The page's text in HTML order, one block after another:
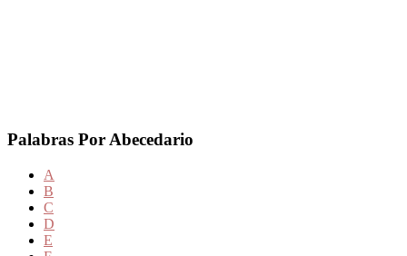
Palabras Por Abecedario
A
B
C
D
E